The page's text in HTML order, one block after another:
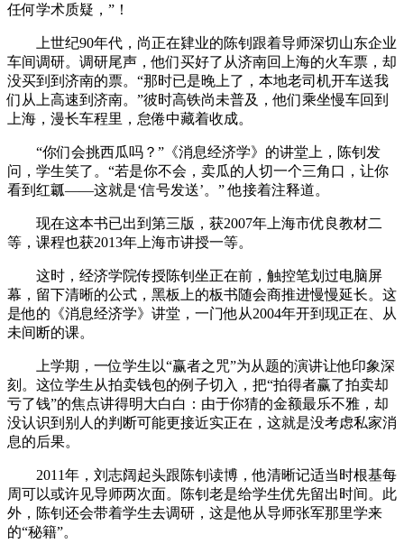
任何学术质疑，”！
上世纪90年代，尚正在肄业的陈钊跟着导师深切山东企业
车间调研。调研尾声，他们买好了从济南回上海的火车票，却
没买到到济南的票。“那时已是晚上了，本地老司机开车送我
们从上高速到济南。”彼时高铁尚未普及，他们乘坐慢车回到
上海，漫长车程里，怠倦中藏着收成。
“你们会挑西瓜吗？”《消息经济学》的讲堂上，陈钊发
问，学生笑了。“若是你不会，卖瓜的人切一个三角口，让你
看到红瓤——这就是‘信号发送’。” 他接着注释道。
现在这本书已出到第三版，获2007年上海市优良教材二
等，课程也获2013年上海市讲授一等。
这时，经济学院传授陈钊坐正在前，触控笔划过电脑屏
幕，留下清晰的公式，黑板上的板书随会商推进慢慢延长。这
是他的《消息经济学》讲堂，一门他从2004年开到现正在、从
未间断的课。
上学期，一位学生以“赢者之咒”为从题的演讲让他印象深
刻。这位学生从拍卖钱包的例子切入，把“拍得者赢了拍卖却
亏了钱”的焦点讲得明大白白：由于你猜的金额最乐不雅，却
没认识到别人的判断可能更接近实正在，这就是没考虑私家消
息的后果。
2011年，刘志阔起头跟陈钊读博，他清晰记适当时根基每
周可以或许见导师两次面。陈钊老是给学生优先留出时间。此
外，陈钊还会带着学生去调研，这是他从导师张军那里学来
的“秘籍”。